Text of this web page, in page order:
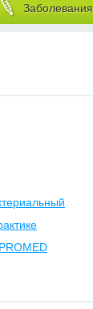
Заболевания
PROMED